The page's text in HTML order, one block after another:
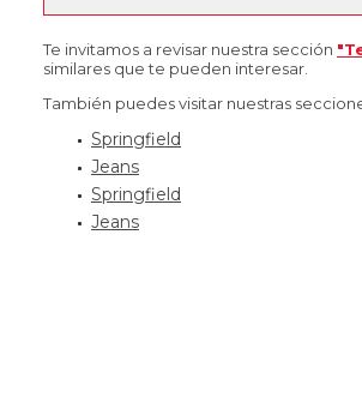
Te invitamos a revisar nuestra sección
similares que te pueden interesar.
También puedes visitar nuestras
Springfield
Jeans
Springfield
Jeans